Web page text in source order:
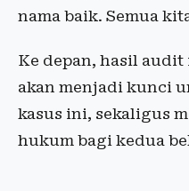
nama baik. Semua
Ke depan, hasil
akan menjadi kunci
kasus ini, sekaligus
hukum bagi kedua